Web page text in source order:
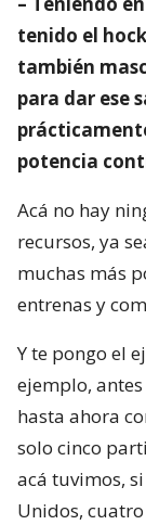
tenido el
también
para dar ese
potencia
Acá no hay
recursos, ya
muchas más
entrenas y
Y te pongo el
ejemplo,
hasta ahora
solo cinco
acá tuvimos,
Unidos,